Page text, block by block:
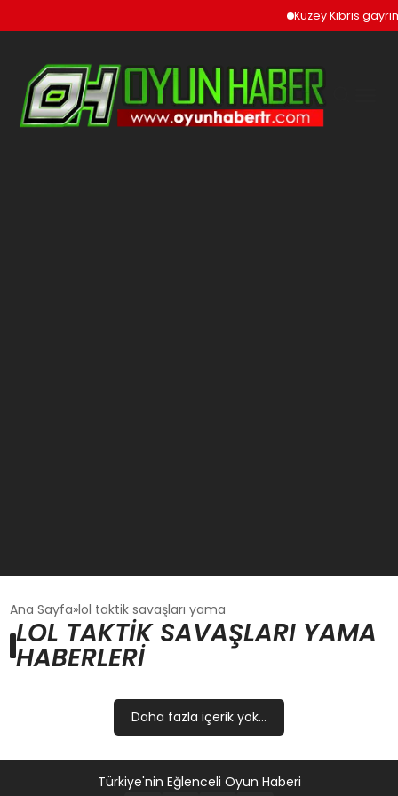
Kuzey Kıbrıs
GÜNCEL
OYUN HABERLERI
EĞITIM
Ana Sayfa lol taktik savaşları yama
LOL TAKTIK SAVAŞLARI YAMA
HABERLERI
Daha fazla içerik yok...
Türkiye'nin Eğlenceli Oyun Haberi